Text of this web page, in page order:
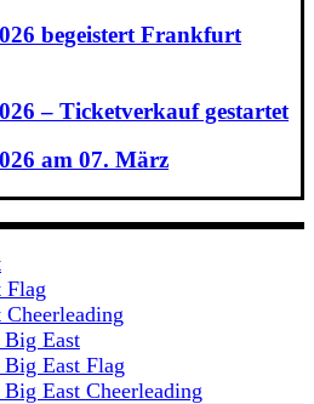
begeistert Frankfurt
– Ticketverkauf gestartet
am 07. März
Flag
East
East Flag
East Cheerleading